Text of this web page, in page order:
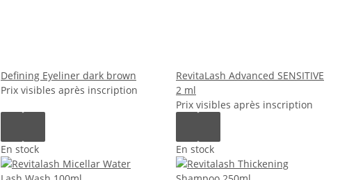
Defining Eyeliner dark brown
Prix visibles après inscription
RevitaLash Advanced SENSITIVE
2 ml
Prix visibles après inscription
En stock En stock